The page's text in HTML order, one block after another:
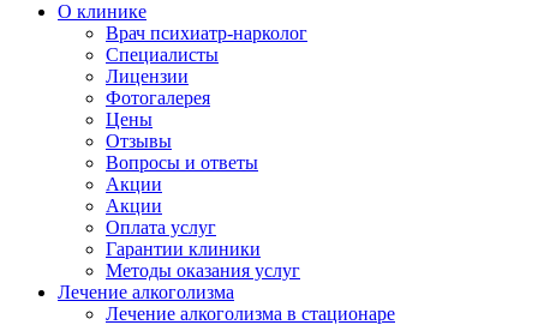
О клинике
Врач психиатр-нарколог
Специалисты
Лицензии
Фотогалерея
Цены
Отзывы
Вопросы и ответы
Акции
Акции
Оплата услуг
Гарантии клиники
Методы оказания услуг
Лечение алкоголизма
Лечение алкоголизма в стационаре